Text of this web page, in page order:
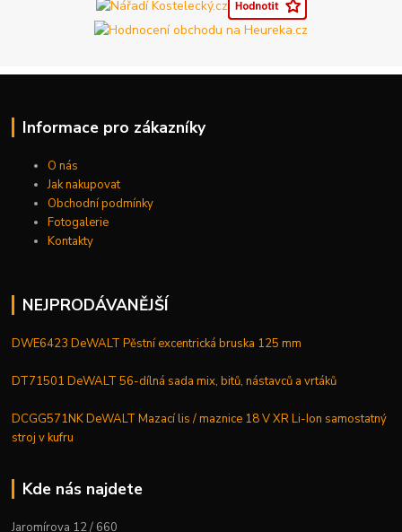
Informace pro zákazníky
O nás
Jak nakupovat
Obchodní podmínky
Fotogalerie
Kontakty
NEJPRODÁVANĚJŠÍ
DWE6423 DeWALT Pěstní excentrická bruska 125 mm
DT71501 DeWALT 56-dílná sada mix, bitů, nástavců a vrtáků
DCGG571NK DeWALT Mazací lis / maznice 18 V XR Li-Ion samostatný
stroj v kufru
Kde nás najdete
Jaromírova 12 / 660